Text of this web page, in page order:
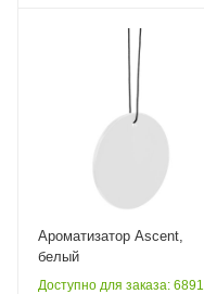
Ароматизатор Ascent,
белый
Доступно для заказа: 6891